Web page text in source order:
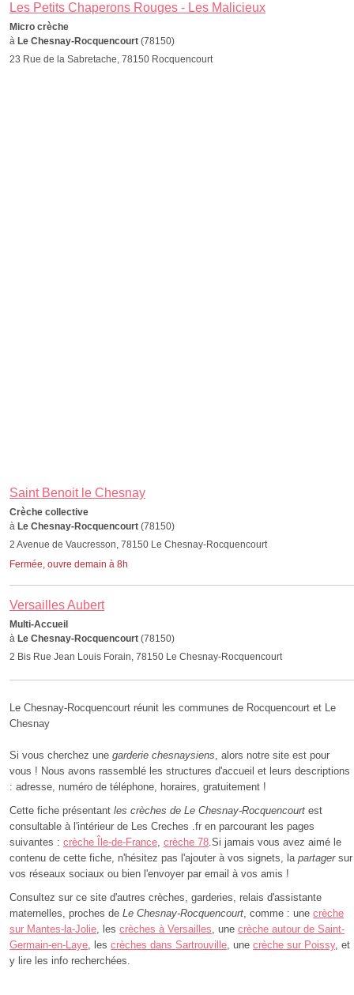
Les Petits Chaperons Rouges - Les Malicieux
Micro crèche
à Le Chesnay-Rocquencourt (78150)
23 Rue de la Sabretache, 78150 Rocquencourt
Saint Benoit le Chesnay
Crèche collective
à Le Chesnay-Rocquencourt (78150)
2 Avenue de Vaucresson, 78150 Le Chesnay-Rocquencourt
Fermée, ouvre demain à 8h
Versailles Aubert
Multi-Accueil
à Le Chesnay-Rocquencourt (78150)
2 Bis Rue Jean Louis Forain, 78150 Le Chesnay-Rocquencourt
Le Chesnay-Rocquencourt réunit les communes de Rocquencourt et Le
Chesnay
Si vous cherchez une garderie chesnaysiens, alors notre site est pour
vous ! Nous avons rassemblé les structures d'accueil et leurs descriptions
: adresse, numéro de téléphone, horaires, gratuitement !
Cette fiche présentant les crèches de Le Chesnay-Rocquencourt est
consultable à l'intérieur de Les Creches .fr en parcourant les pages
suivantes : crèche Île-de-France, crèche 78.Si jamais vous avez aimé le
contenu de cette fiche, n'hésitez pas l'ajouter à vos signets, la partagersur
vos réseaux sociaux ou bien l'envoyer par email à vos amis !
Consultez sur ce site d'autres crèches, garderies, relais d'assistante
maternelles, proches de Le Chesnay-Rocquencourt, comme : une crèche
sur Mantes-la-Jolie, les crèches à Versailles, une crèche autour de Saint-
Germain-en-Laye, les crèches dans Sartrouville, une crèche sur Poissy, et
y lire les info recherchées.